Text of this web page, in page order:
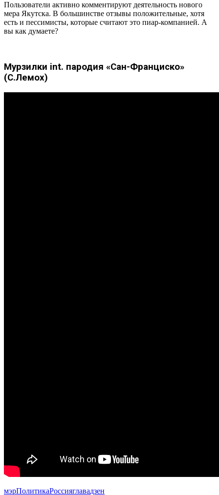
Пользователи активно комментируют деятельность нового
мера Якутска. В большинстве отзывы положительные, хотя
есть и пессимисты, которые считают это пиар-компанией. А
вы как думаете?
Мурзилки int. пародия «Сан-Франциско»
(С.Лемох)
мэрПолитикаРоссияглавадзен